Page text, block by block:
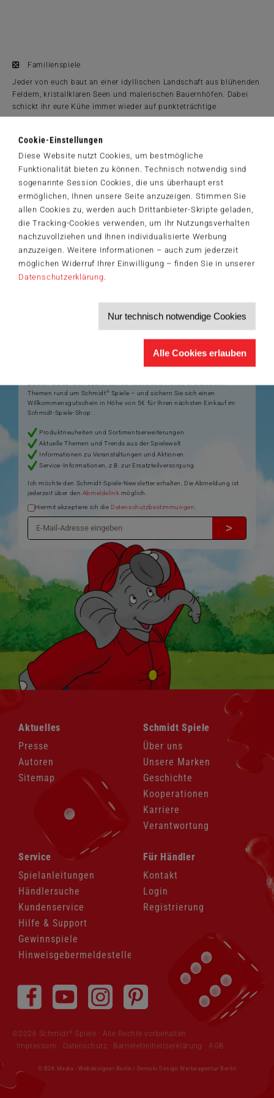
Cookie-Einstellungen
Diese Website nutzt Cookies, um bestmögliche
Funktionalität bieten zu können. Technisch notwendig sind
sogenannte Session Cookies, die uns überhaupt erst
ermöglichen, Ihnen unsere Seite anzuzeigen. Stimmen Sie
allen Cookies zu, werden auch Drittanbieter-Skripte geladen,
die Tracking-Cookies verwenden, um Ihr Nutzungsverhalten
nachzuvollziehen und Ihnen individualisierte Werbung
anzuzeigen. Weitere Informationen – auch zum jederzeit
möglichen Widerruf Ihrer Einwilligung – finden Sie in unserer
Datenschutzerklärung.
Nur technisch notwendige Cookies
Alle Cookies erlauben
Familienspiele
Jeder von euch baut an einer idyllischen Landschaft aus blühenden
Feldern, kristallklaren Seen und malerischen Bauernhöfen. Dabei
schickt ihr eure Kühe immer wieder auf punkteträchtige
Weideplätze. Doch nicht alle Landschaften sind zu jeder Zeit
zu haben, müsst ihr eure Tiere nicht nur geschickt einsetzen,
sondern auch im richtigen Moment wieder zurück an euren Hof
holen. Hier ist also Weitblick und gutes Timing gefragt! Wer hat am
Ende die meisten Punkte ... und die glücklichsten Kühe?
Produktinformationen
ab 8 Jahre
2 bis 4 Spieler
45 Min.
19 x 27.5 x 6.7 cm
Spielanleitungen
49440_Kuhfstein_Rules_DE.pdf
30,99 €
Der Schmidt-Spiele-Newsletter
Jetzt anmelden und 5€ Willkommensrabatt sichern
Bleiben Sie auf dem Laufenden zu Neuheiten, Trends und aktuellen
Themen rund um Schmidt® Spiele – und sichern Sie sich einen
Willkommensgutschein in Höhe von 5€ für Ihren nächsten Einkauf im
Schmidt-Spiele-Shop.
Produktneuheiten und Sortimentserweiterungen
Aktuelle Themen und Trends aus der Spielewelt
Informationen zu Veranstaltungen und Aktionen
Service-Informationen, z.B. zur Ersatzteilversorgung
Ich möchte den Schmidt-Spiele-Newsletter erhalten. Die Abmeldung ist
jederzeit über den Abmeldelink möglich.
Hiermit akzeptiere ich die Datenschutzbestimmungen
>
überspringen
Aktuelles
Presse
Autoren
Sitemap
Navigation
überspringen
Schmidt Spiele
Über uns
Unsere Marken
Geschichte
Kooperationen
Karriere
Verantwortung
Navigation
überspringen
Service
Spielanleitungen
Händlersuche
Kundenservice
Hilfe & Support
Gewinnspiele
Hinweisgebermeldestelle
Navigation
überspringen
Für Händler
Kontakt
Login
Registrierung
überspringen
©2026 Schmidt ®
Spiele · Alle Rechte vorbehalten
Impressum · Datenschutz · Barrierefreiheitserklärung ·AGB
© B2K Media -Webdesigner Berlin Demski Design Werbeagentur Berlin